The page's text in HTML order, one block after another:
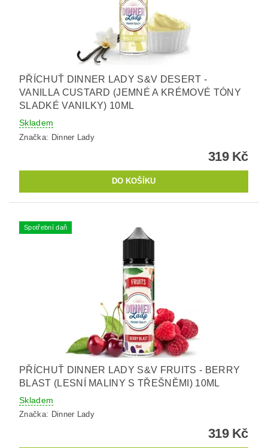
PŘÍCHUŤ DINNER LADY S&V DESERT -
VANILLA CUSTARD (JEMNÉ A KRÉMOVÉ TÓNY
SLADKÉ VANILKY) 10ML
Skladem
Značka: Dinner Lady
319 Kč
Spotřební daň
PŘÍCHUŤ DINNER LADY S&V FRUITS - BERRY
BLAST (LESNÍ MALINY S TŘEŠNĚMI) 10ML
Skladem
Značka: Dinner Lady
319 Kč